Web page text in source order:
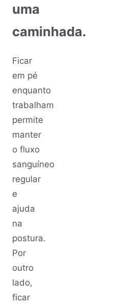
uma
caminhada.
Ficar
em pé
enquanto
trabalham
permite
manter
o fluxo
sanguíneo
regular
e
ajuda
na
postura.
Por
outro
lado,
ficar